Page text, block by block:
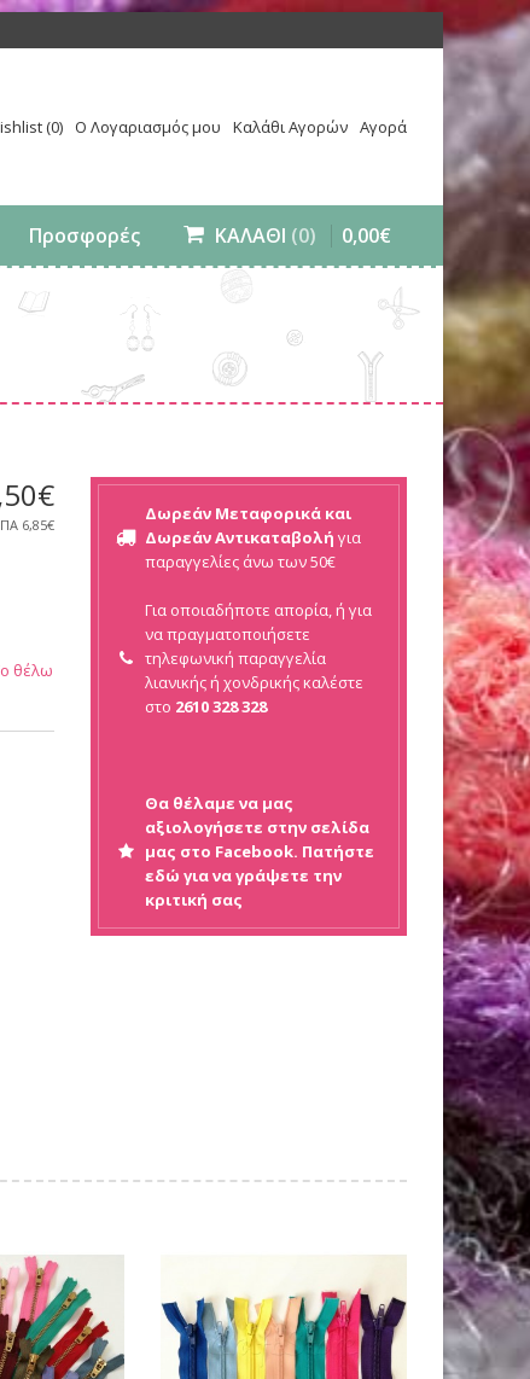
(0) Ο Λογαριασμός μου Καλάθι Αγορών Αγορά
Προσφορές ΚΑΛΑΘΙ (0) 0,00€
50€
6,85€
θέλω
Δωρεάν Μεταφορικά και
Δωρεάν Αντικαταβολή για
παραγγελίες άνω των 50€
Για οποιαδήποτε απορία, ή για
να πραγματοποιήσετε
τηλεφωνική παραγγελία
λιανικής ή χονδρικής καλέστε
στο 2610 328 328
Θα θέλαμε να μας
αξιολογήσετε στην σελίδα
μας στο Facebook. Πατήστε
εδώ για να γράψετε την
κριτική σας